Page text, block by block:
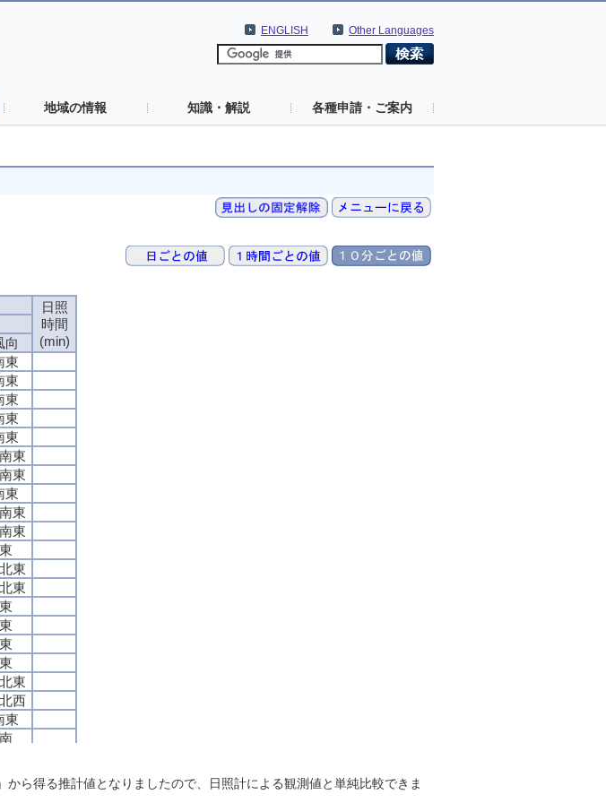
Other Languages
ENGLISH
地域の情報 知識・解説 各種申請・ご案内
日照
時間
(min)
向
東
東
東
東
東
東
東
東
東
東
東
東
東
東
東
東
東
東
西
東
南
南東
東
日照
時間
(min)
向
東
東
東
東
東
東
東
東
東
東
東
東
東
東
東
東
東
東
西
東
南
南東
東
日照
時間
(min)
向
東
東
東
東
東
東
東
東
東
東
東
東
東
東
東
東
東
東
西
東
南
南東
東
日照
時間
(min)
向
東
東
東
東
東
東
東
東
東
東
東
東
東
東
東
東
東
東
西
東
南
南東
東
ら得る推計値となりましたので、日照計による観測値と単純比較できま